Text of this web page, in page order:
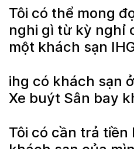
Tôi có thể mong
nghi gì từ kỳ nghỉ
một khách sạn
ihg có khách sạn
Xe buýt Sân bay
Tôi có cần trả tiền